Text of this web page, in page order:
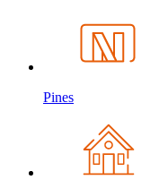
Pines